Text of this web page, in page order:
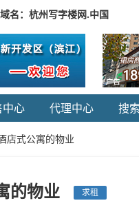
名：杭州写字楼网.中国
中心 代理中心 搜
店式公寓的物业
的物业 求租